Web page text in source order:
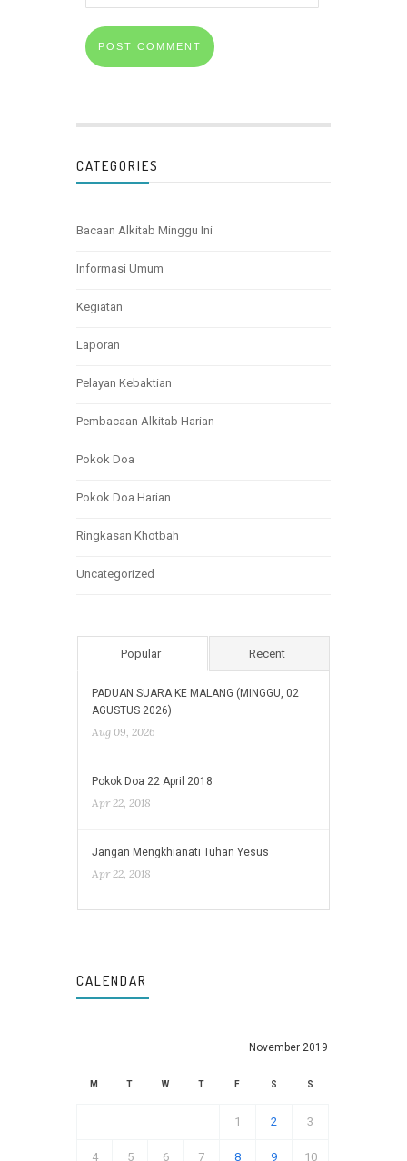
CATEGORIES
Bacaan Alkitab Minggu Ini
Informasi Umum
Kegiatan
Laporan
Pelayan Kebaktian
Pembacaan Alkitab Harian
Pokok Doa
Pokok Doa Harian
Ringkasan Khotbah
Uncategorized
Popular Recent
PADUAN SUARA KE MALANG (MINGGU, 02
AGUSTUS 2026)
Aug 09, 2026
Pokok Doa 22 April 2018
Apr 22, 2018
Jangan Mengkhianati Tuhan Yesus
Apr 22, 2018
CALENDAR
November 2019
M T W T F S S
1 2 3
4 5 6 7 8 9 10